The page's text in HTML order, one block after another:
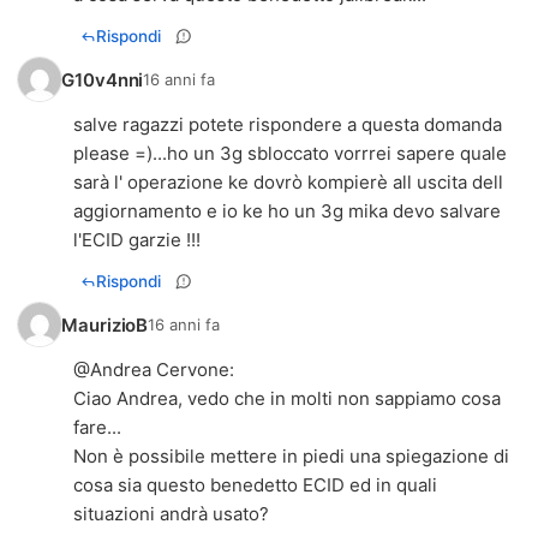
Rispondi
G10v4nni16 anni fa
salve ragazzi potete rispondere a questa domanda
please =)...ho un 3g sbloccato vorrrei sapere quale
sarà l' operazione ke dovrò kompierè all uscita dell
aggiornamento e io ke ho un 3g mika devo salvare
l'ECID garzie !!!
Rispondi
MaurizioB16 anni fa
@Andrea Cervone:
Ciao Andrea, vedo che in molti non sappiamo cosa
fare...
Non è possibile mettere in piedi una spiegazione di
cosa sia questo benedetto ECID ed in quali
situazioni andrà usato?